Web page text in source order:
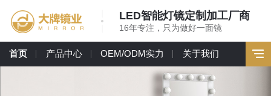
LED智能灯镜定制加工厂商
16年专注，只为做好一面镜
首页 产品中心 OEM/ODM实力 关于我们